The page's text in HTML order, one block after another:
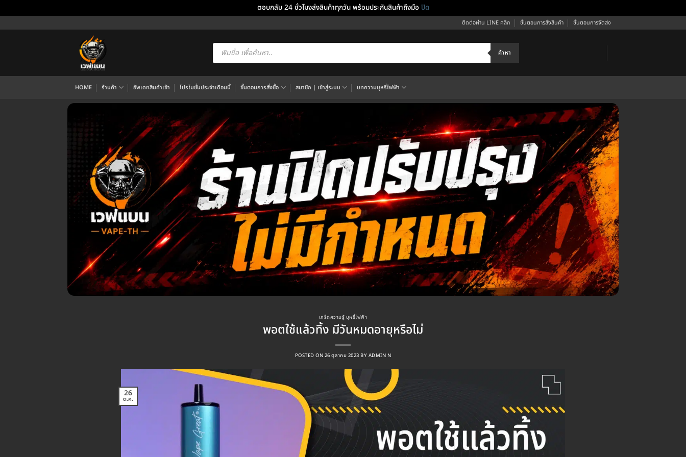
ตอบกลับ 24 ชั่วโมงส่งสินค้าทุกวัน พร้อมประกันสินค้าถึงมือ ปิด
ไป
ติดต่อผ่าน LINE คลิก ขั้นตอนการสั่งสินค้า ขั้นตอนการจัดส่ง
Products
search ค้าหา
HOME ร้านค้า อัพเดทสินค้าเข้า โปรโมชั่นประจำเดือนนี้ ขั้นตอนการสั่งซื้อ สมาชิก | เข้าสู่ระบบ บทความบุหรี่ไฟฟ้า
เกร็ดความรู้ บุหรี่ไฟฟ้า
พอตใช้แล้วทิ้ง มีวันหมดอายุหรือไม่
POSTED ON 26 ตุลาคม 2023 BY ADMIN N
26
ต.ค.